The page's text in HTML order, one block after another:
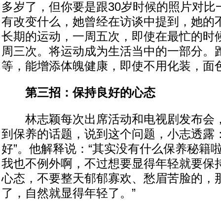
多岁了，但你要是跟30岁时候的照片对比
有改变什么，她曾经在访谈中提到，她的
长期的运动，一周五次，即使在最忙的时
周三次。将运动成为生活当中的一部分。
等，能增添体魄健康，即使不用化装，面
第三招：保持良好的心态
林志颖每次出席活动和电视剧发布会
到保养的话题，说到这个问题，小志透露
好”。他解释说：“其实没有什么保养秘籍
我也不例外啊，不过想要显得年轻就要保
心态，不要整天郁郁寡欢、愁眉苦脸的，
了，自然就显得年轻了。”